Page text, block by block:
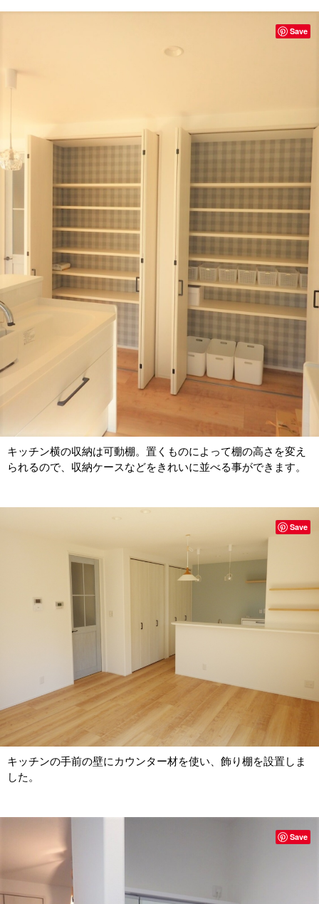
キッチン横の収納は可動棚。置くものによって棚の高さを変え
られるので、収納ケースなどをきれいに並べる事ができます。
Save
キッチンの手前の壁にカウンター材を使い、飾り棚を設置しま
した。
Save
Save